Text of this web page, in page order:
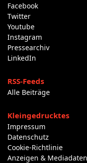
Facebook
Twitter
Youtube
Instagram
Pressearchiv
LinkedIn
RSS-Feeds
Alle Beiträge
Kleingedrucktes
Impressum
Datenschutz
Cookie-Richtlinie
Anzeigen & Mediadaten